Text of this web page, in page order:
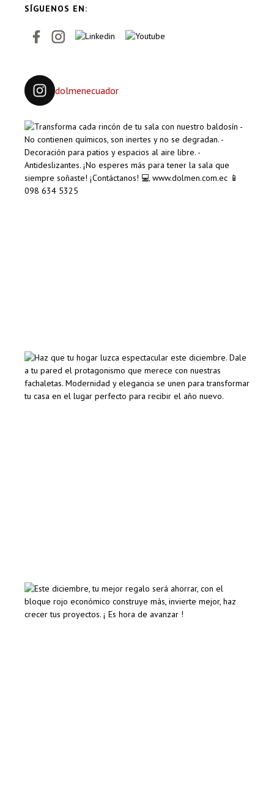
SÍGUENOS EN:
dolmenecuador